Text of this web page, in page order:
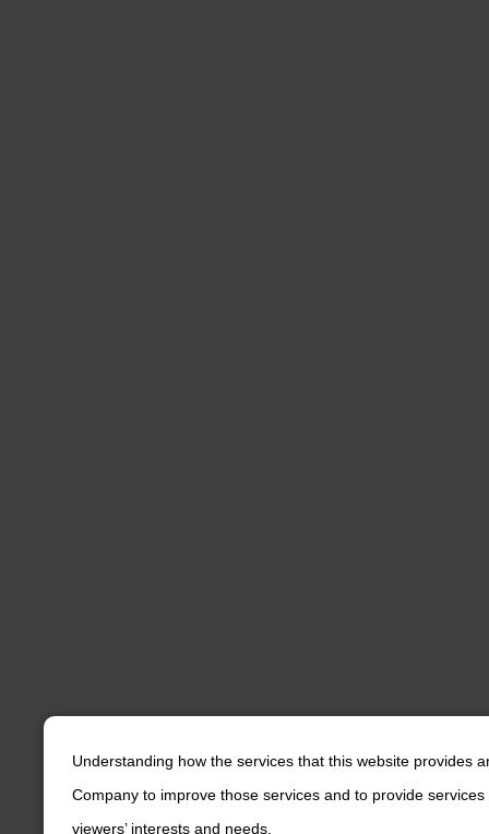
Understanding how the services that this website provides
Company to improve those services and to provide
viewers’ interests and needs.